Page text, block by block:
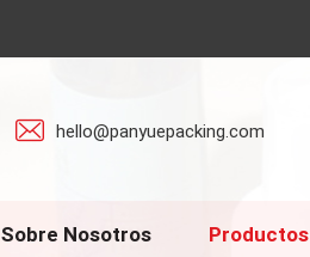
hello@panyuepacking.com
Sobre Nosotros Productos